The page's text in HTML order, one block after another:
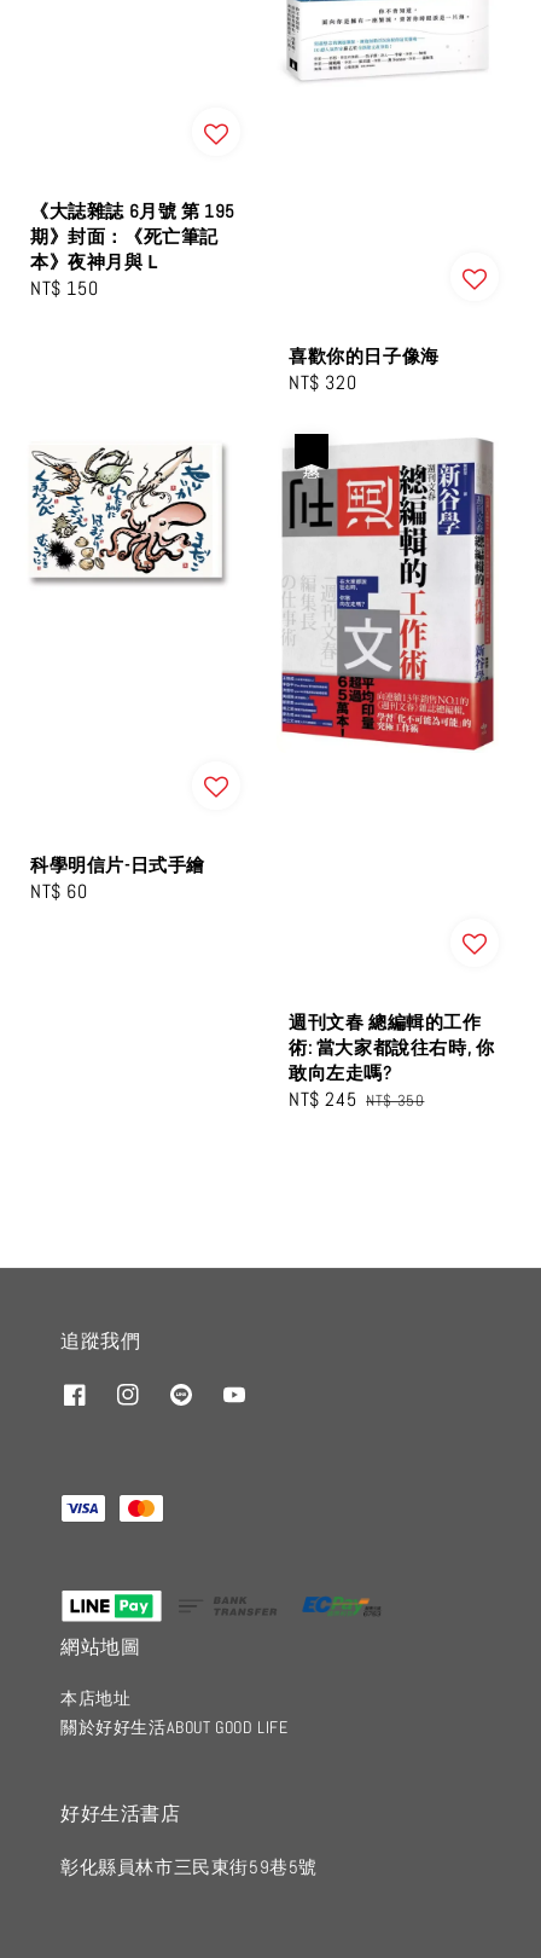
《大誌雜誌 6月號 第 195
期》封面：《死亡筆記
本》夜神月與Ｌ
Regular
NT$ 150
喜歡你的日子像海
Regular
NT$ 320
科學明信片-日式手繪
Regular
NT$ 60
週刊文春 總編輯的工作
術: 當大家都說往右時, 你
敢向左走嗎?
Sale
NT$ 245 Regular
NT$ 350
追蹤我們
網站地圖
本店地址
關於好好生活ABOUT GOOD LIFE
好好生活書店
彰化縣員林市三民東街59巷5號